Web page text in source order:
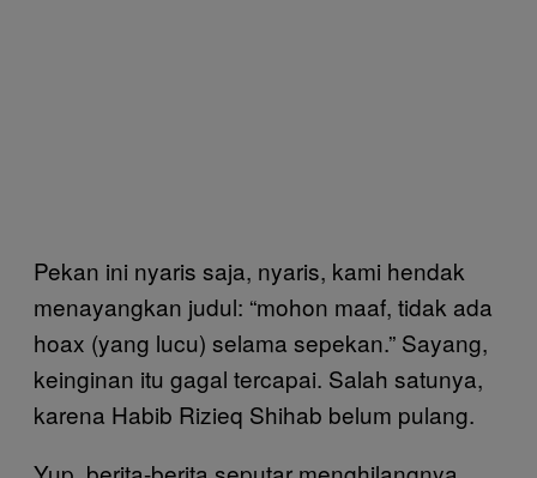
Pekan ini nyaris saja, nyaris, kami hendak
menayangkan judul: “mohon maaf, tidak ada
hoax (yang lucu) selama sepekan.” Sayang,
keinginan itu gagal tercapai. Salah satunya,
karena Habib Rizieq Shihab belum pulang.